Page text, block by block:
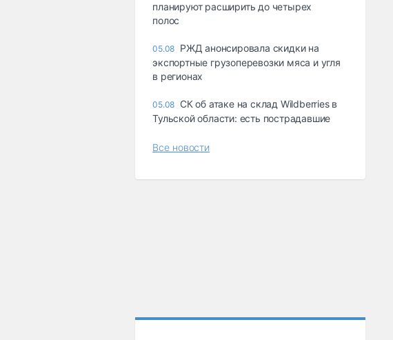
планируют расширить до четырех
полос
05.08 РЖД анонсировала скидки на
экспортные грузоперевозки мяса и угля
в регионах
05.08 СК об атаке на склад Wildberries в
Тульской области: есть пострадавшие
Все новости